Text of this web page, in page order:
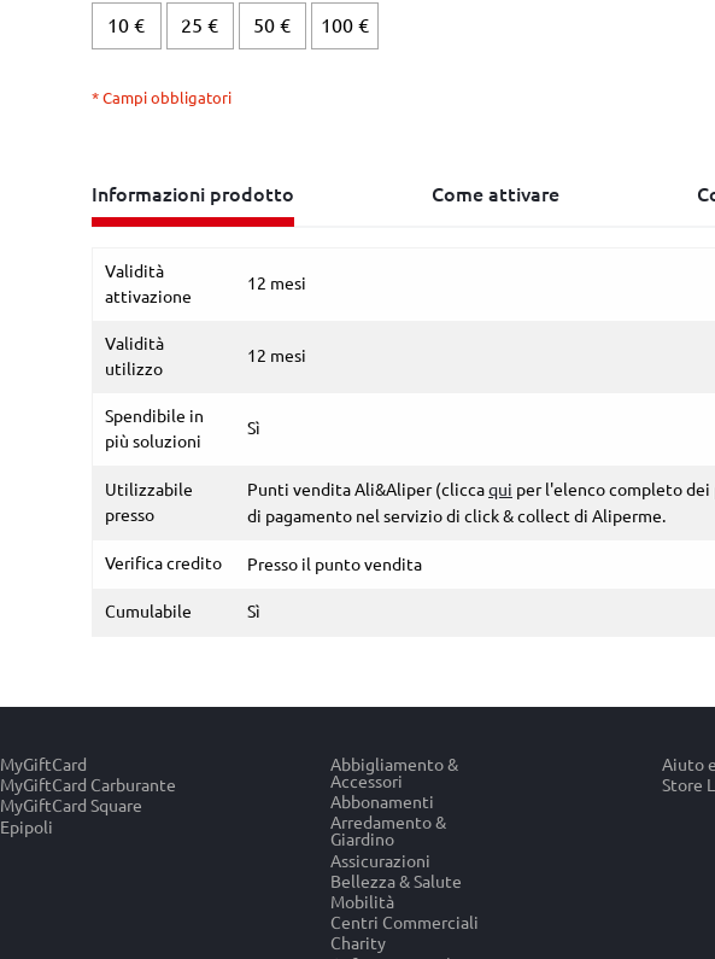
10 € 25 € 50 € 100 €
* Campi obbligatori
Informazioni prodotto Come attivare
Validità
attivazione
12 mesi
Validità
utilizzo
12 mesi
Spendibile in
più soluzioni
Sì
Utilizzabile
presso
Punti vendita Ali&Aliper (cliccaqui per l'elenco completo
di pagamento nel servizio di click & collect di Aliperme.
Verifica credito Presso il punto vendita
Cumulabile Sì
MyGiftCard
MyGiftCard Carburante
MyGiftCard Square
Epipoli
Abbigliamento &
Accessori
Abbonamenti
Arredamento &
Giardino
Assicurazioni
Bellezza & Salute
Mobilità
Centri Commerciali
Charity
Aiuto
Store